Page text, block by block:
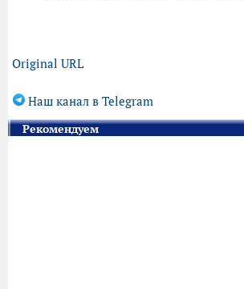
Original URL
Наш канал в Telegram
Рекомендуем